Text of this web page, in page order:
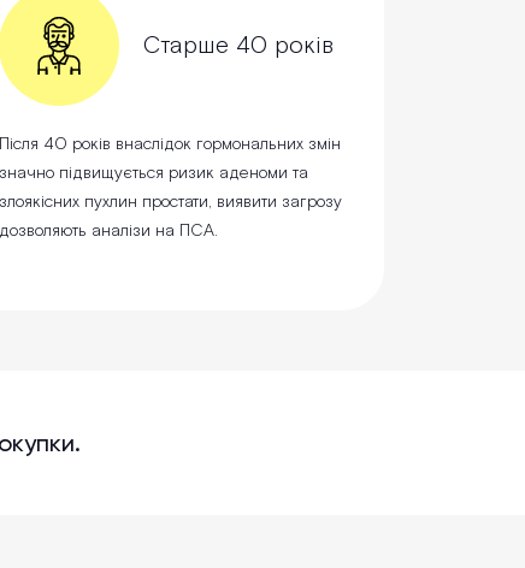
Старше 40 років
Після 40 років внаслідок гормональних змін
значно підвищується ризик аденоми та
злоякісних пухлин простати, виявити загрозу
дозволяють аналізи на ПСА.